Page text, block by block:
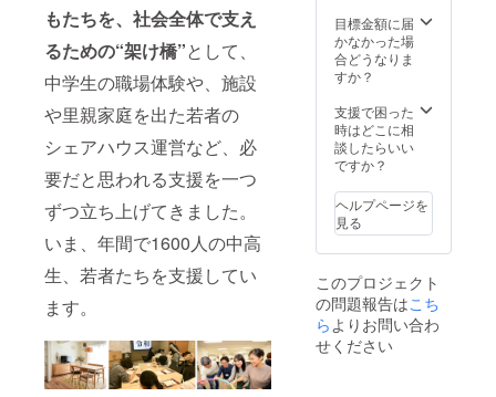
もたちを、社会全体で支え
るための“架け橋”として、
中学生の職場体験や、施設
や里親家庭を出た若者の
シェアハウス運営など、必
要だと思われる支援を一つ
ずつ立ち上げてきました。
いま、年間で1600人の中高
生、若者たちを支援してい
ます。
※支援
時、必
ず備考
欄にご
お名前
をご記
入くだ
さい。
場合
は、懇
親会に
ご招待
す。 ◉公
式サイ
トへの
お名前 /
ロゴ掲
載
（2020
年度）
時、必
ず備考
欄にご
希望の
お名前
目標金額に届
かなかった場
合どうなりま
すか？
支援で困った
時はどこに相
談したらいい
ですか？
ヘルプページを
見る
このプロジェクト
の問題報告はこち
ら よりお問い合わ
せください